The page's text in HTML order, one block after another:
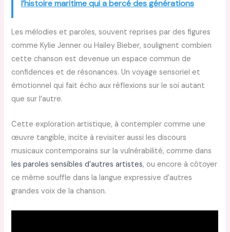
l’histoire maritime qui a bercé des générations
Les mélodies et paroles, souvent reprises par des figures
comme Kylie Jenner ou Hailey Bieber, soulignent combien
cette chanson est devenue un espace commun de
confidences et de résonances. Un voyage sensoriel et
émotionnel qui fait écho aux réflexions sur le soi autant
que sur l’autre.
Cette exploration artistique, à contempler comme une
œuvre tangible, incite à revisiter aussi les discours
musicaux contemporains sur la vulnérabilité, comme dans
les paroles sensibles d’autres artistes, ou encore à côtoyer
ce même souffle dans la langue expressive d’autres
grandes voix de la chanson.